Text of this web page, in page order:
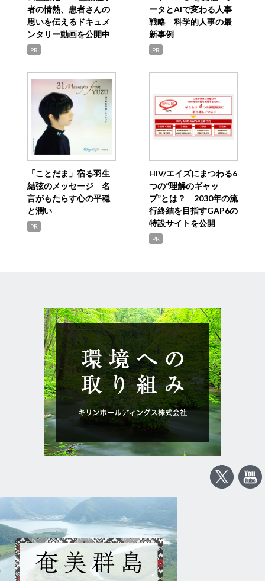
者の情熱、患者さんの
思いを伝えるドキュメ
ンタリー動画を公開中
PR
ータとAIで変わる人事
戦略 科学的人事の最
新事例
PR
「ことだま」宿る羽生
結弦のメッセージ 名
言がもたらす心の平穏
と潤い
PR
HIV/エイズにまつわる6
つの“理解のギャッ
プ”とは？ 2030年の流
行終結を目指すGAP6の
特設サイトを公開
PR